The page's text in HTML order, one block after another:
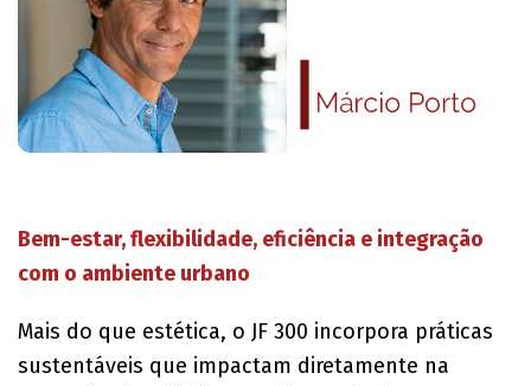
Bem-estar, flexibilidade, eficiência e integração
com o ambiente urbano
Mais do que estética, o JF 300 incorpora práticas
sustentáveis que impactam diretamente na